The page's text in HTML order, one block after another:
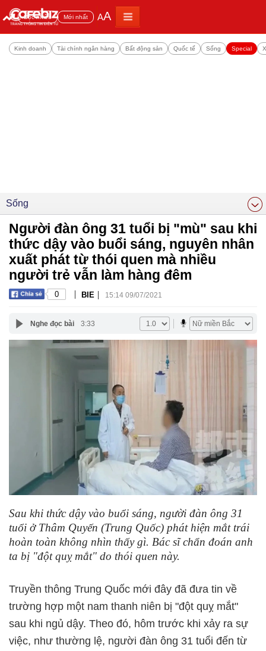
Đọc nhiều Mới nhất AA
Kinh doanh Tài chính ngân hàng Bất động sản Quốc tế Sống Special
Sống
Người đàn ông 31 tuổi bị "mù" sau khi
thức dậy vào buổi sáng, nguyên nhân
xuất phát từ thói quen mà nhiều
người trẻ vẫn làm hàng đêm
0 | BIE | 15:14 09/07/2021
Nghe đọc bài 3:33
Sau khi thức dậy vào buổi sáng, người đàn ông 31
tuổi ở Thâm Quyến (Trung Quốc) phát hiện mắt trái
hoàn toàn không nhìn thấy gì. Bác sĩ chẩn đoán anh
ta bị "đột quỵ mắt" do thói quen này.
Truyền thông Trung Quốc mới đây đã đưa tin về
trường hợp một nam thanh niên bị "đột quỵ mắt"
sau khi ngủ dậy. Theo đó, hôm trước khi xảy ra sự
việc, như thường lệ, người đàn ông 31 tuổi đến từ